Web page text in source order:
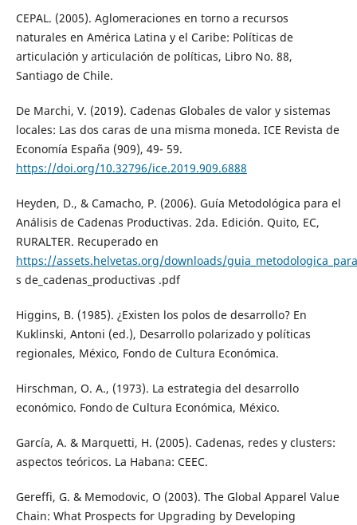
CEPAL. (2005). Aglomeraciones en torno a recursos
naturales en América Latina y el Caribe: Políticas de
articulación y articulación de políticas, Libro No. 88,
Santiago de Chile.
De Marchi, V. (2019). Cadenas Globales de valor y sistemas
locales: Las dos caras de una misma moneda. ICE Revista de
Economía España (909), 49- 59.
https://doi.org/10.32796/ice.2019.909.6888
Heyden, D., & Camacho, P. (2006). Guía Metodológica para el
Análisis de Cadenas Productivas. 2da. Edición. Quito, EC,
RURALTER. Recuperado en
https://assets.helvetas.org/downloads/
s de_cadenas_productivas .pdf
Higgins, B. (1985). ¿Existen los polos de desarrollo? En
Kuklinski, Antoni (ed.), Desarrollo polarizado y políticas
regionales, México, Fondo de Cultura Económica.
Hirschman, O. A., (1973). La estrategia del desarrollo
económico. Fondo de Cultura Económica, México.
García, A. & Marquetti, H. (2005). Cadenas, redes y clusters:
aspectos teóricos. La Habana: CEEC.
Gereffi, G. & Memodovic, O (2003). The Global Apparel Value
Chain: What Prospects for Upgrading by Developing